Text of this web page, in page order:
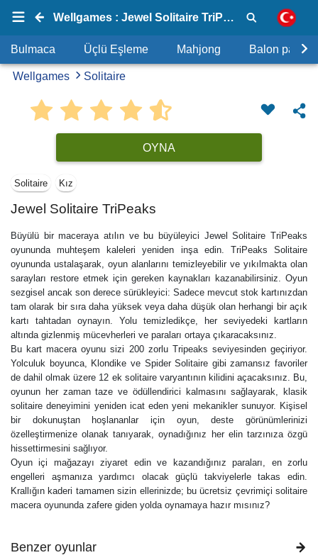
Wellgames : Jewel Solitaire TriPeaks
Bulmaca Üçlü Eşleme Mahjong Balon
Wellgames Solitaire
OYNA
Solitaire Kız
Jewel Solitaire TriPeaks
Büyülü bir maceraya atılın ve bu büyüleyici Jewel Solitaire TriPeaks
oyununda muhteşem kaleleri yeniden inşa edin. TriPeaks Solitaire
oyununda ustalaşarak, oyun alanlarını temizleyebilir ve yıkılmakta olan
sarayları restore etmek için gereken kaynakları kazanabilirsiniz. Oyun
sezgisel ancak son derece sürükleyici: Sadece mevcut stok kartınızdan
tam olarak bir sıra daha yüksek veya daha düşük olan herhangi bir açık
kartı tahtadan oynayın. Yolu temizledikçe, her seviyedeki kartların
altında gizlenmiş mücevherleri ve paraları ortaya çıkaracaksınız.
Bu kart macera oyunu sizi 200 zorlu Tripeaks seviyesinden geçiriyor.
Yolculuk boyunca, Klondike ve Spider Solitaire gibi zamansız favoriler
de dahil olmak üzere 12 ek solitaire varyantının kilidini açacaksınız. Bu,
oyunun her zaman taze ve ödüllendirici kalmasını sağlayarak, klasik
solitaire deneyimini yeniden icat eden yeni mekanikler sunuyor. Kişisel
bir dokunuştan hoşlananlar için oyun, deste görünümlerinizi
özelleştirmenize olanak tanıyarak, oynadığınız her elin tarzınıza özgü
hissettirmesini sağlıyor.
Oyun içi mağazayı ziyaret edin ve kazandığınız paraları, en zorlu
engelleri aşmanıza yardımcı olacak güçlü takviyelerle takas edin.
Krallığın kaderi tamamen sizin ellerinizde; bu ücretsiz çevrimiçi solitaire
macera oyununda zafere giden yolda oynamaya hazır mısınız?
Benzer oyunlar